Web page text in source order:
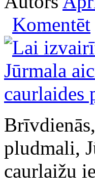
Komentēt
pludmali,
caurlaižu